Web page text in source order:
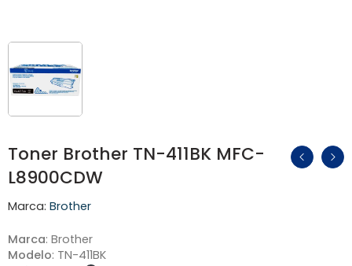
Toner Brother TN-411BK MFC-
L8900CDW
Marca: Brother
Marca: Brother
Modelo: TN-411BK